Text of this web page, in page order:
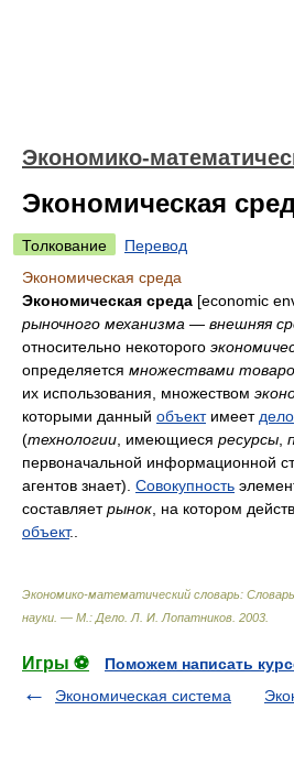
Экономико-
Экономическая
Толкование
Перевод
Экономическая среда
Экономическая среда [economic
рыночного механизма — внешняя
относительно некоторого
определяется множествами
их использования, множеством
которыми данный объектимеет дело
(технологии , имеющиеся ресурсы
первоначальной информационной
агентов знает). Совокупность
составляетрынок , на котором
объект..
Экономико-математический словарь:
науки. — М.: Дело Л. И. Лопатников 2003
Игры ⚽
Поможем написать
Экономическая система